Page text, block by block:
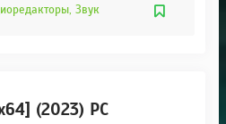
Звук
(2023) PC